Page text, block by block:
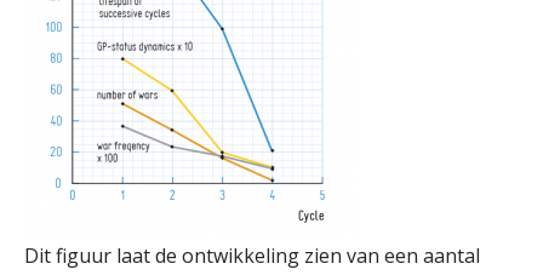
Dit figuur laat de ontwikkeling zien van een aantal